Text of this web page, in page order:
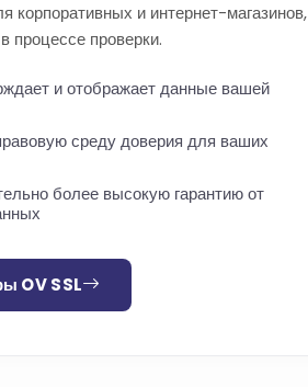
корпоративных и интернет-магазинов,
процессе проверки.
и отображает данные вашей
среду доверия для ваших
более высокую гарантию от
OV SSL